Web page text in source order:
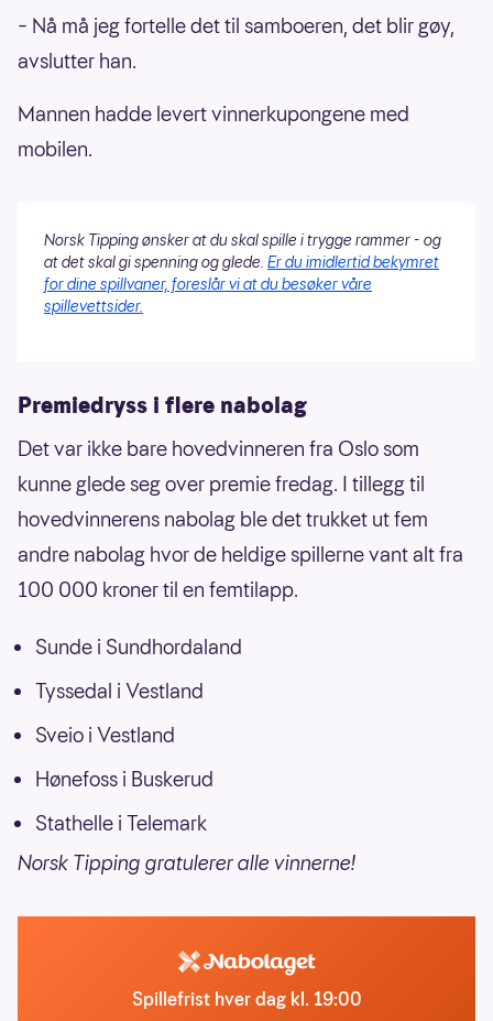
– Nå må jeg fortelle det til samboeren, det blir gøy,
avslutter han.
Mannen hadde levert vinnerkupongene med
mobilen.
Norsk Tipping ønsker at du skal spille i trygge rammer - og
at det skal gi spenning og glede. Er du imidlertid bekymret
for dine spillvaner, foreslår vi at du besøker våre
spillevettsider.
Premiedryss i flere nabolag
Det var ikke bare hovedvinneren fra Oslo som
kunne glede seg over premie fredag. I tillegg til
hovedvinnerens nabolag ble det trukket ut fem
andre nabolag hvor de heldige spillerne vant alt fra
100 000 kroner til en femtilapp.
Sunde i Sundhordaland
Tyssedal i Vestland
Sveio i Vestland
Hønefoss i Buskerud
Stathelle i Telemark
Norsk Tipping gratulerer alle vinnerne!
Spillefrist hver dag kl. 19:00